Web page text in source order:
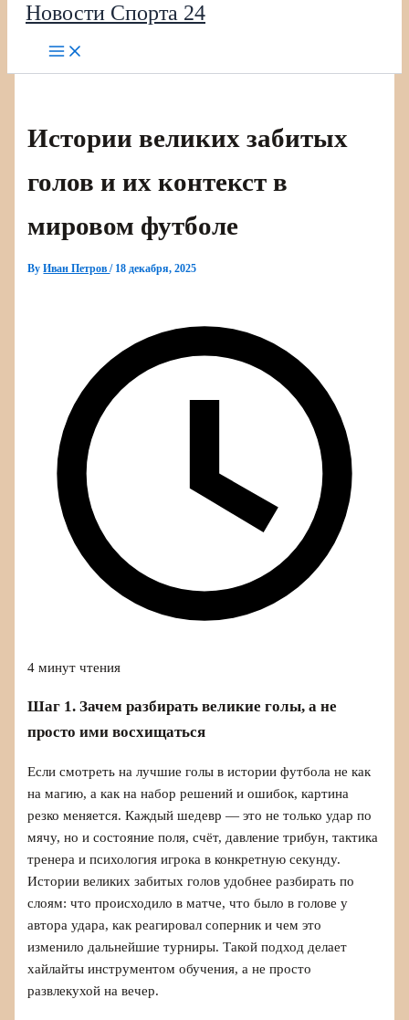
Новости Спорта 24
Истории великих забитых
голов и их контекст в
мировом футболе
ByИван Петров/ 18 декабря, 2025
4 минут чтения
Шаг 1. Зачем разбирать великие голы, а не
просто ими восхищаться
Если смотреть на лучшие голы в истории футбола не как
на магию, а как на набор решений и ошибок, картина
резко меняется. Каждый шедевр — это не только удар по
мячу, но и состояние поля, счёт, давление трибун, тактика
тренера и психология игрока в конкретную секунду.
Истории великих забитых голов удобнее разбирать по
слоям: что происходило в матче, что было в голове у
автора удара, как реагировал соперник и чем это
изменило дальнейшие турниры. Такой подход делает
хайлайты инструментом обучения, а не просто
развлекухой на вечер.